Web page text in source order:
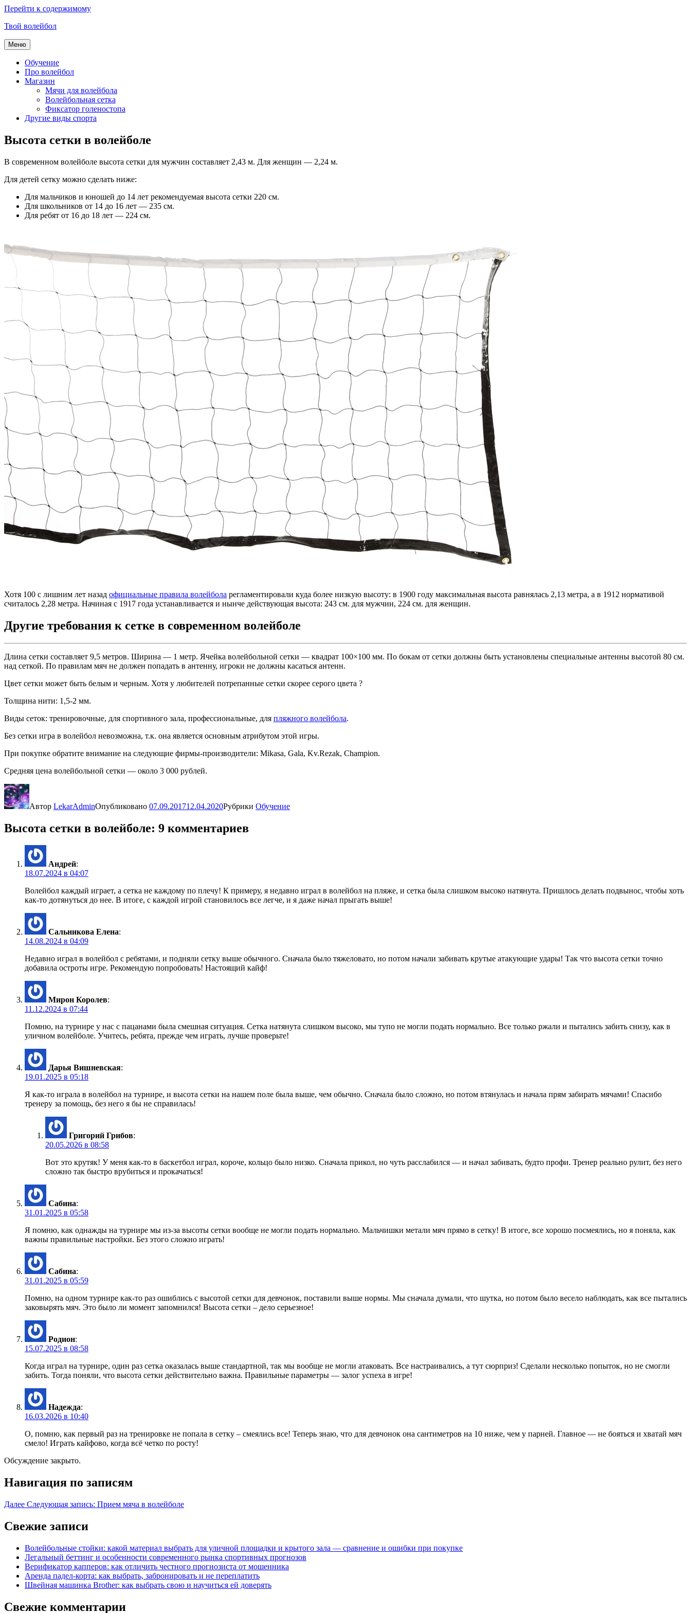
Перейти к содержимому
Твой волейбол
Меню
Обучение
Про волейбол
Магазин
Мячи для волейбола
Волейбольная сетка
Фиксатор голеностопа
Другие виды спорта
Высота сетки в волейболе
В современном волейболе высота сетки для мужчин составляет 2,43 м. Для женщин — 2,24 м.
Для детей сетку можно сделать ниже:
Для мальчиков и юношей до 14 лет рекомендуемая высота сетки 220 см.
Для школьников от 14 до 16 лет — 235 см.
Для ребят от 16 до 18 лет — 224 см.
Хотя 100 с лишним лет назад официальные правила волейбола регламентировали куда более низкую высоту: в 1900 году максимальная высота равнялась 2,13 метра, а в 1912 нормативой
считалось 2,28 метра. Начиная с 1917 года устанавливается и нынче действующая высота: 243 см. для мужчин, 224 см. для женщин.
Другие требования к сетке в современном волейболе
Длина сетки составляет 9,5 метров. Ширина — 1 метр. Ячейка волейбольной сетки — квадрат 100×100 мм. По бокам от сетки должны быть установлены специальные антенны высотой 80 см.
над сеткой. По правилам мяч не должен попадать в антенну, игроки не должны касаться антенн.
Цвет сетки может быть белым и черным. Хотя у любителей потрепанные сетки скорее серого цвета ?
Толщина нити: 1,5-2 мм.
Виды сеток: тренировочные, для спортивного зала, профессиональные, для пляжного волейбола.
Без сетки игра в волейбол невозможна, т.к. она является основным атрибутом этой игры.
При покупке обратите внимание на следующие фирмы-производители: Mikasa, Gala, Kv.Rezak, Champion.
Средняя цена волейбольной сетки — около 3 000 рублей.
Автор LekarAdminОпубликовано 07.09.201712.04.2020Рубрики Обучение
Высота сетки в волейболе: 9 комментариев
Андрей:
18.07.2024 в 04:07
Волейбол каждый играет, а сетка не каждому по плечу! К примеру, я недавно играл в волейбол на пляже, и сетка была слишком высоко натянута. Пришлось делать подвынос, чтобы хоть
как-то дотянуться до нее. В итоге, с каждой игрой становилось все легче, и я даже начал прыгать выше!
Сальникова Елена:
14.08.2024 в 04:09
Недавно играл в волейбол с ребятами, и подняли сетку выше обычного. Сначала было тяжеловато, но потом начали забивать крутые атакующие удары! Так что высота сетки точно
добавила остроты игре. Рекомендую попробовать! Настоящий кайф!
Мирон Королев:
11.12.2024 в 07:44
Помню, на турнире у нас с пацанами была смешная ситуация. Сетка натянута слишком высоко, мы тупо не могли подать нормально. Все только ржали и пытались забить снизу, как в
уличном волейболе. Учитесь, ребята, прежде чем играть, лучше проверьте!
Дарья Вишневская:
19.01.2025 в 05:18
Я как-то играла в волейбол на турнире, и высота сетки на нашем поле была выше, чем обычно. Сначала было сложно, но потом втянулась и начала прям забирать мячами! Спасибо
тренеру за помощь, без него я бы не справилась!
Григорий Грибов:
20.05.2026 в 08:58
Вот это крутяк! У меня как-то в баскетбол играл, короче, кольцо было низко. Сначала прикол, но чуть расслабился — и начал забивать, будто профи. Тренер реально рулит, без него
сложно так быстро врубиться и прокачаться!
Сабина:
31.01.2025 в 05:58
Я помню, как однажды на турнире мы из-за высоты сетки вообще не могли подать нормально. Мальчишки метали мяч прямо в сетку! В итоге, все хорошо посмеялись, но я поняла, как
важны правильные настройки. Без этого сложно играть!
Сабина:
31.01.2025 в 05:59
Помню, на одном турнире как-то раз ошиблись с высотой сетки для девчонок, поставили выше нормы. Мы сначала думали, что шутка, но потом было весело наблюдать, как все пытались
заковырять мяч. Это было ли момент запомнился! Высота сетки – дело серьезное!
Родион:
15.07.2025 в 08:58
Когда играл на турнире, один раз сетка оказалась выше стандартной, так мы вообще не могли атаковать. Все настраивались, а тут сюрприз! Сделали несколько попыток, но не смогли
забить. Тогда поняли, что высота сетки действительно важна. Правильные параметры — залог успеха в игре!
Надежда:
16.03.2026 в 10:40
О, помню, как первый раз на тренировке не попала в сетку – смеялись все! Теперь знаю, что для девчонок она сантиметров на 10 ниже, чем у парней. Главное — не бояться и хватай мяч
смело! Играть кайфово, когда всё четко по росту!
Обсуждение закрыто.
Навигация по записям
Далее Следующая запись: Прием мяча в волейболе
Свежие записи
Волейбольные стойки: какой материал выбрать для уличной площадки и крытого зала — сравнение и ошибки при покупке
Легальный беттинг и особенности современного рынка спортивных прогнозов
Верификатор капперов: как отличить честного прогнозиста от мошенника
Аренда падел-корта: как выбрать, забронировать и не переплатить
Швейная машинка Brother: как выбрать свою и научиться ей доверять
Свежие комментарии